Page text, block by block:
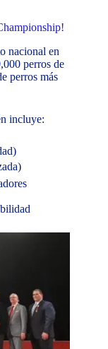
nacional en
perros de
perros más
incluye: